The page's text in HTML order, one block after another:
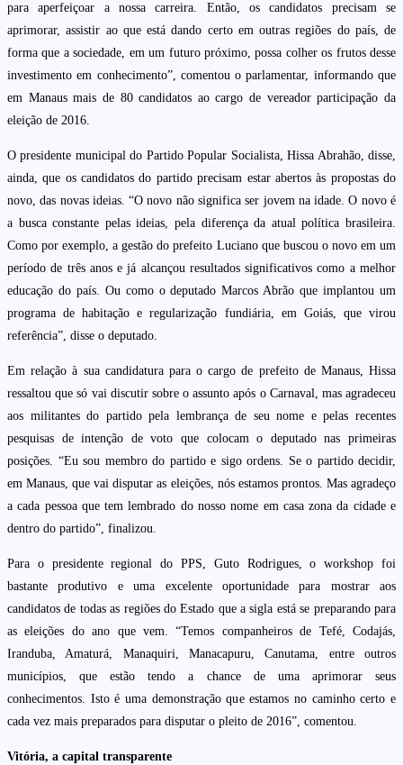
para aperfeiçoar a nossa carreira. Então, os candidatos precisam se
aprimorar, assistir ao que está dando certo em outras regiões do país, de
forma que a sociedade, em um futuro próximo, possa colher os frutos desse
investimento em conhecimento”, comentou o parlamentar, informando que
em Manaus mais de 80 candidatos ao cargo de vereador participação da
eleição de 2016.
O presidente municipal do Partido Popular Socialista, Hissa Abrahão, disse,
ainda, que os candidatos do partido precisam estar abertos às propostas do
novo, das novas ideias. “O novo não significa ser jovem na idade. O novo é
a busca constante pelas ideias, pela diferença da atual política brasileira.
Como por exemplo, a gestão do prefeito Luciano que buscou o novo em um
período de três anos e já alcançou resultados significativos como a melhor
educação do país. Ou como o deputado Marcos Abrão que implantou um
programa de habitação e regularização fundiária, em Goiás, que virou
referência”, disse o deputado.
Em relação à sua candidatura para o cargo de prefeito de Manaus, Hissa
ressaltou que só vai discutir sobre o assunto após o Carnaval, mas agradeceu
aos militantes do partido pela lembrança de seu nome e pelas recentes
pesquisas de intenção de voto que colocam o deputado nas primeiras
posições. “Eu sou membro do partido e sigo ordens. Se o partido decidir,
em Manaus, que vai disputar as eleições, nós estamos prontos. Mas agradeço
a cada pessoa que tem lembrado do nosso nome em casa zona da cidade e
dentro do partido”, finalizou.
Para o presidente regional do PPS, Guto Rodrigues, o workshop foi
bastante produtivo e uma excelente oportunidade para mostrar aos
candidatos de todas as regiões do Estado que a sigla está se preparando para
as eleições do ano que vem. “Temos companheiros de Tefé, Codajás,
Iranduba, Amaturá, Manaquiri, Manacapuru, Canutama, entre outros
municípios, que estão tendo a chance de uma aprimorar seus
conhecimentos. Isto é uma demonstração que estamos no caminho certo e
cada vez mais preparados para disputar o pleito de 2016”, comentou.
Vitória, a capital transparente